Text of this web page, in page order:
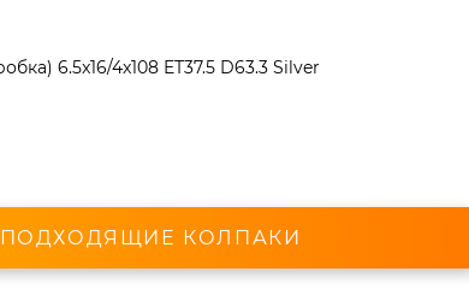
ПОДХОДЯЩИЕ КОЛПАКИ